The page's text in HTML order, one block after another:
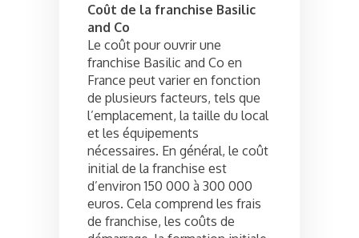
Coût de la franchise Basilic
and Co
Le coût pour ouvrir une
franchise Basilic and Co en
France peut varier en fonction
de plusieurs facteurs, tels que
l’emplacement, la taille du local
et les équipements
nécessaires. En général, le coût
initial de la franchise est
d’environ 150 000 à 300 000
euros. Cela comprend les frais
de franchise, les coûts de